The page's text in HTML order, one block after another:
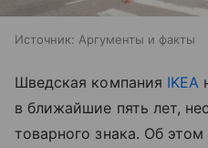
Источник: Аргументы и факты
Шведская компания IKEA
в ближайшие пять лет,
товарного знака. Об